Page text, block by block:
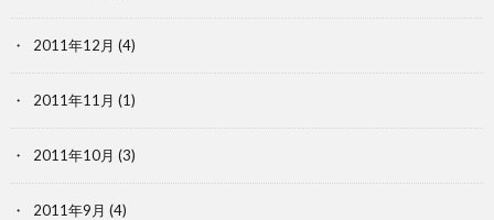
2011年12月 (4)
2011年11月 (1)
2011年10月 (3)
2011年9月 (4)